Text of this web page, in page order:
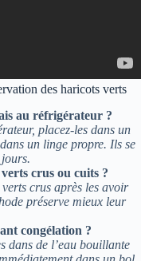
des haricots verts
au réfrigérateur ?
placez-les dans un
un linge propre. Ils se
crus ou cuits ?
crus après les avoir
préserve mieux leur
congélation ?
dans de l’eau bouillante